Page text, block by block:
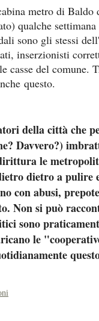
metro di
qualche
sono gli stessi
inserzionisti
casse del
questo.
della città che
Davvero?)
le
dietro a pulire
con abusi,
Non si può
sono
le